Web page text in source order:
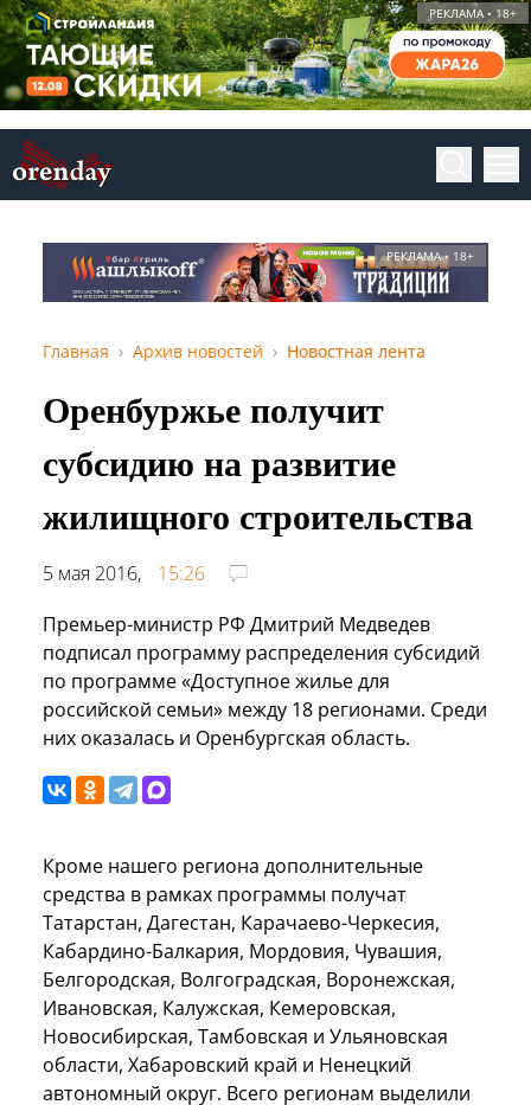
РЕКЛАМА • 18+
РЕКЛАМА • 18+
Главная Архив новостей Новостная лента
Оренбуржье получит
субсидию на развитие
жилищного строительства
5 мая 2016,
15:26
Премьер-министр РФ Дмитрий Медведев
подписал программу распределения субсидий
по программе «Доступное жилье для
российской семьи» между 18 регионами. Среди
них оказалась и Оренбургская область.
Кроме нашего региона дополнительные
средства в рамках программы получат
Татарстан, Дагестан, Карачаево-Черкесия,
Кабардино-Балкария, Мордовия, Чувашия,
Белгородская, Волгоградская, Воронежская,
Ивановская, Калужская, Кемеровская,
Новосибирская, Тамбовская и Ульяновская
области, Хабаровский край и Ненецкий
автономный округ. Всего регионам выделили